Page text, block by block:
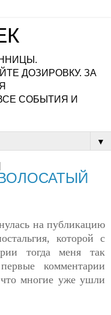
ДОЗИРОВКУ. ЗА
СОБЫТИЯ И
▼
на публикацию
которой с
тогда меня так
комментарии
многие уже ушли